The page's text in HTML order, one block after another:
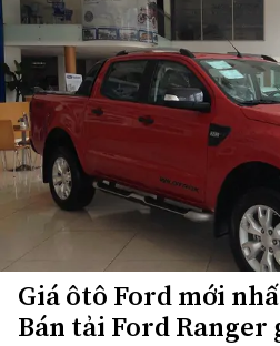
Giá ôtô Ford mới
Bán tải Ford Ranger